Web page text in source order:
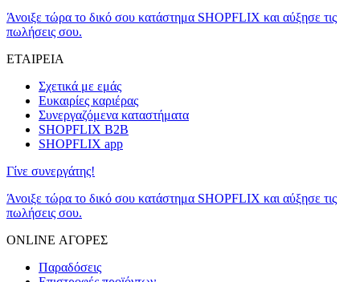
Άνοιξε τώρα το δικό σου κατάστημα SHOPFLIX και αύξησε τις
πωλήσεις σου.
ΕΤΑΙΡΕΙΑ
Σχετικά με εμάς
Ευκαιρίες καριέρας
Συνεργαζόμενα καταστήματα
SHOPFLIX B2B
SHOPFLIX app
Γίνε συνεργάτης!
Άνοιξε τώρα το δικό σου κατάστημα SHOPFLIX και αύξησε τις
πωλήσεις σου.
ONLINE ΑΓΟΡΕΣ
Παραδόσεις